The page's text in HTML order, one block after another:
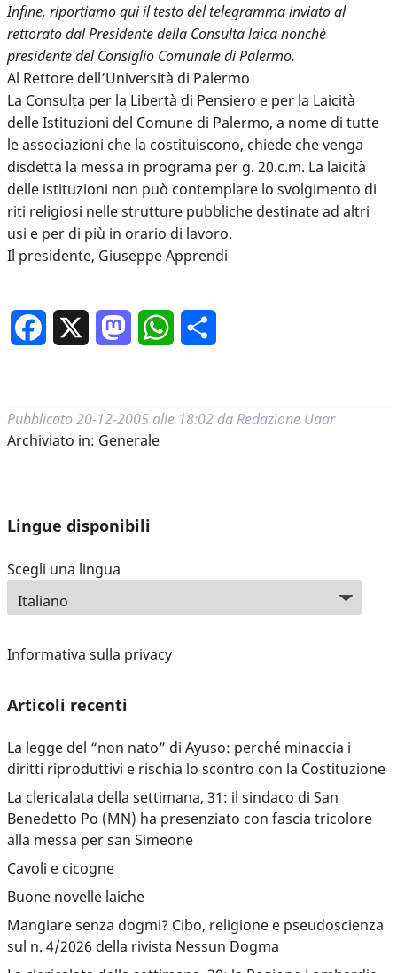
Infine, riportiamo qui il testo del telegramma inviato al
rettorato dal Presidente della Consulta laica nonchè
presidente del Consiglio Comunale di Palermo.
Al Rettore dell’Università di Palermo
La Consulta per la Libertà di Pensiero e per la Laicità
delle Istituzioni del Comune di Palermo, a nome di tutte
le associazioni che la costituiscono, chiede che venga
disdetta la messa in programa per g. 20.c.m. La laicità
delle istituzioni non può contemplare lo svolgimento di
riti religiosi nelle strutture pubbliche destinate ad altri
usi e per di più in orario di lavoro.
Il presidente, Giuseppe Apprendi
Facebook MastodonWhatsApp
Pubblicato 20-12-2005 alle 18:02 da Redazione Uaar
Archiviato in: Generale
Lingue disponibili
Scegli una lingua
Informativa sulla privacy
Articoli recenti
La legge del “non nato” di Ayuso: perché minaccia i
diritti riproduttivi e rischia lo scontro con la Costituzione
La clericalata della settimana, 31: il sindaco di San
Benedetto Po (MN) ha presenziato con fascia tricolore
alla messa per san Simeone
Cavoli e cicogne
Buone novelle laiche
Mangiare senza dogmi? Cibo, religione e pseudoscienza
sul n. 4/2026 della rivista Nessun Dogma